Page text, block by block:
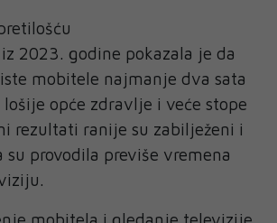
2023. godine pokazala je da
mobitele najmanje dva sata
opće zdravlje i veće stope
rezultati ranije su zabilježeni i
su provodila previše vremena